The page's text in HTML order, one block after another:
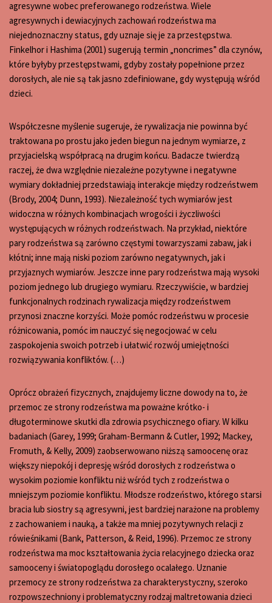
agresywne wobec preferowanego rodzeństwa. Wiele
agresywnych i dewiacyjnych zachowań rodzeństwa ma
niejednoznaczny status, gdy uznaje się je za przestępstwa.
Finkelhor i Hashima (2001) sugerują termin „noncrimes” dla czynów,
które byłyby przestępstwami, gdyby zostały popełnione przez
dorosłych, ale nie są tak jasno zdefiniowane, gdy występują wśród
dzieci.
Współczesne myślenie sugeruje, że rywalizacja nie powinna być
traktowana po prostu jako jeden biegun na jednym wymiarze, z
przyjacielską współpracą na drugim końcu. Badacze twierdzą
raczej, że dwa względnie niezależne pozytywne i negatywne
wymiary dokładniej przedstawiają interakcje między rodzeństwem
(Brody, 2004; Dunn, 1993). Niezależność tych wymiarów jest
widoczna w różnych kombinacjach wrogości i życzliwości
występujących w różnych rodzeństwach. Na przykład, niektóre
pary rodzeństwa są zarówno częstymi towarzyszami zabaw, jak i
kłótni; inne mają niski poziom zarówno negatywnych, jak i
przyjaznych wymiarów. Jeszcze inne pary rodzeństwa mają wysoki
poziom jednego lub drugiego wymiaru. Rzeczywiście, w bardziej
funkcjonalnych rodzinach rywalizacja między rodzeństwem
przynosi znaczne korzyści. Może pomóc rodzeństwu w procesie
różnicowania, pomóc im nauczyć się negocjować w celu
zaspokojenia swoich potrzeb i ułatwić rozwój umiejętności
rozwiązywania konfliktów. (…)
Oprócz obrażeń fizycznych, znajdujemy liczne dowody na to, że
przemoc ze strony rodzeństwa ma poważne krótko- i
długoterminowe skutki dla zdrowia psychicznego ofiary. W kilku
badaniach (Garey, 1999; Graham-Bermann & Cutler, 1992; Mackey,
Fromuth, & Kelly, 2009) zaobserwowano niższą samoocenę oraz
większy niepokój i depresję wśród dorosłych z rodzeństwa o
wysokim poziomie konfliktu niż wśród tych z rodzeństwa o
mniejszym poziomie konfliktu. Młodsze rodzeństwo, którego starsi
bracia lub siostry są agresywni, jest bardziej narażone na problemy
z zachowaniem i nauką, a także ma mniej pozytywnych relacji z
rówieśnikami (Bank, Patterson, & Reid, 1996). Przemoc ze strony
rodzeństwa ma moc kształtowania życia relacyjnego dziecka oraz
samooceny i światopoglądu dorosłego ocalałego. Uznanie
przemocy ze strony rodzeństwa za charakterystyczny, szeroko
rozpowszechniony i problematyczny rodzaj maltretowania dzieci